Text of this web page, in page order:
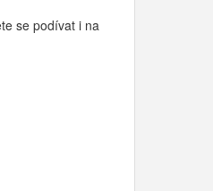
se podívat i na